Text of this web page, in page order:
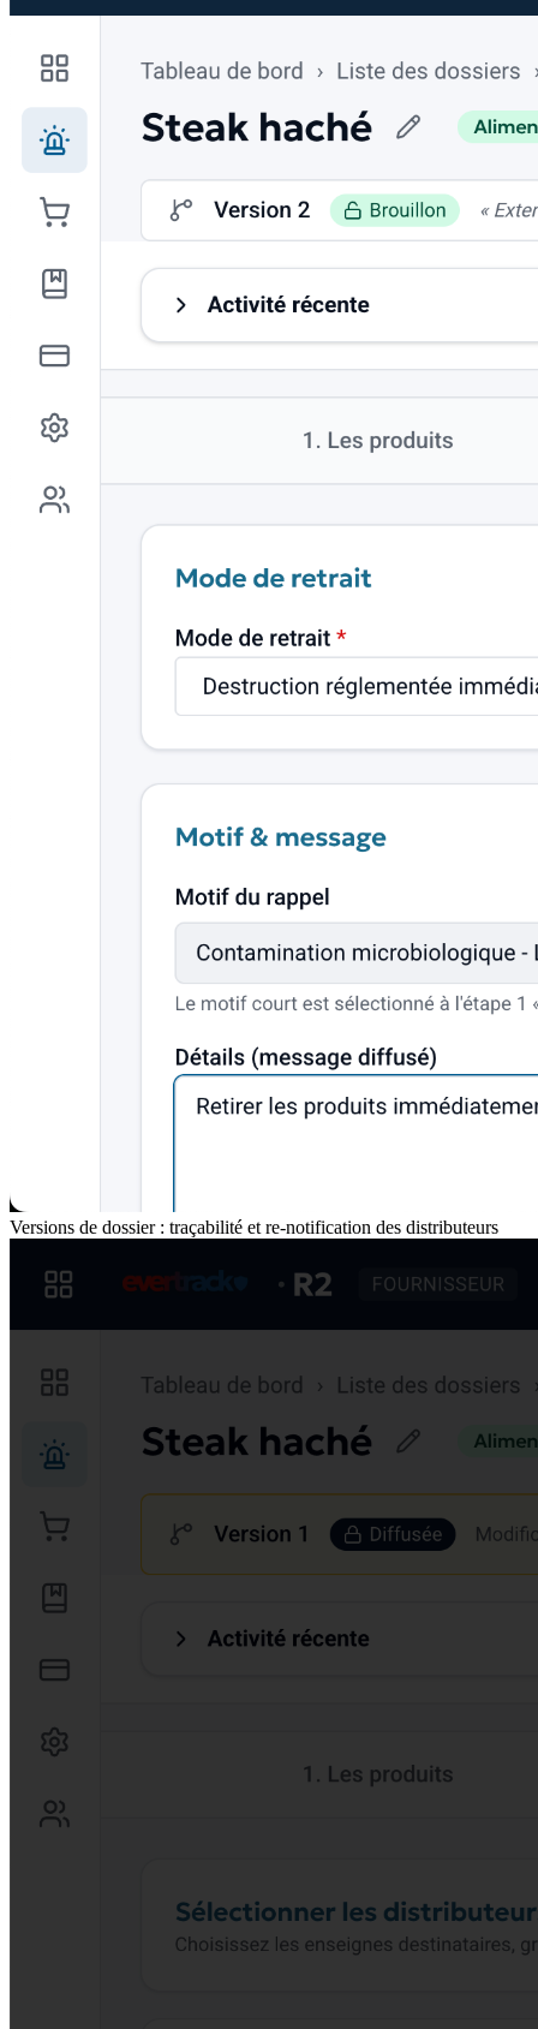
Versions de dossier : traçabilité et re-notification des distributeurs